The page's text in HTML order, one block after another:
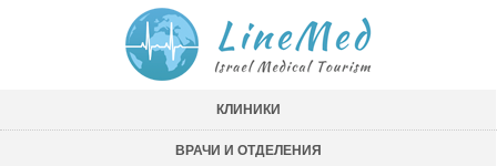
КЛИНИКИ
ВРАЧИ И ОТДЕЛЕНИЯ